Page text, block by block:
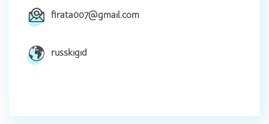
firata007@gmail.com
russkigid